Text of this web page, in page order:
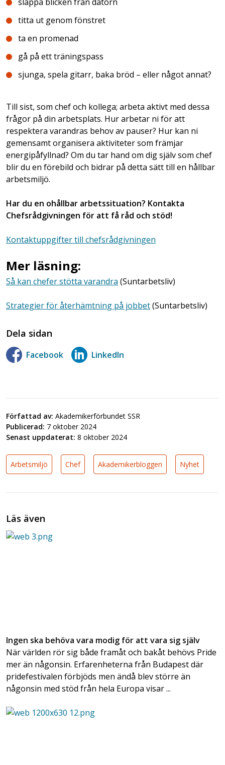
titta ut genom fönstret
ta en promenad
gå på ett träningspass
sjunga, spela gitarr, baka bröd – eller något annat?
Till sist, som chef och kollega; arbeta aktivt med dessa
frågor på din arbetsplats. Hur arbetar ni för att
respektera varandras behov av pauser? Hur kan ni
gemensamt organisera aktiviteter som främjar
energipåfyllnad? Om du tar hand om dig själv som chef
blir du en förebild och bidrar på detta sätt till en hållbar
arbetsmiljö.
Har du en ohållbar arbetssituation? Kontakta
Chefsrådgivningen för att få råd och stöd!
Kontaktuppgifter till chefsrådgivningen
Mer läsning:
Så kan chefer stötta varandra (Suntarbetsliv)
Strategier för återhämtning på jobbet(Suntarbetsliv)
Dela sidan
Facebook LinkedIn
Författad av: Akademikerförbundet SSR
Publicerad: 7 oktober 2024
Senast uppdaterat: 8 oktober 2024
Arbetsmiljö Chef Akademikerbloggen Nyhet
Läs även
Ingen ska behöva vara modig för att vara sig själv
När världen rör sig både framåt och bakåt behövs Pride
mer än någonsin. Erfarenheterna från Budapest där
pridefestivalen förbjöds men ändå blev större än
någonsin med stöd från hela Europa visar ...